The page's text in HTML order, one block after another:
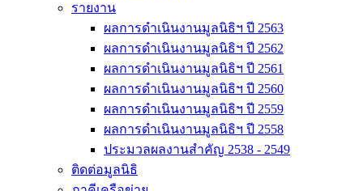
รายงาน
ผลการดำเนินงานมูลนิธิฯ ปี 2563
ผลการดำเนินงานมูลนิธิฯ ปี 2562
ผลการดำเนินงานมูลนิธิฯ ปี 2561
ผลการดำเนินงานมูลนิธิฯ ปี 2560
ผลการดำเนินงานมูลนิธิฯ ปี 2559
ผลการดำเนินงานมูลนิธิฯ ปี 2558
ประมวลผลงานสำคัญ 2538 - 2549
ติดต่อมูลนิธิ